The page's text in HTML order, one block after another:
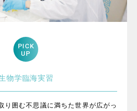
PICK
UP
物学臨海実習
り囲む不思議に満ちた世界が広がっ